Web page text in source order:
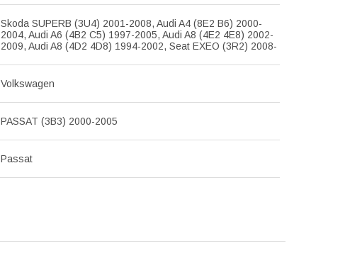
Skoda SUPERB (3U4) 2001-2008, Audi A4 (8E2 B6) 2000-
2004, Audi A6 (4B2 C5) 1997-2005, Audi A8 (4E2 4E8) 2002-
2009, Audi A8 (4D2 4D8) 1994-2002, Seat EXEO (3R2) 2008-
Volkswagen
PASSAT (3B3) 2000-2005
Passat